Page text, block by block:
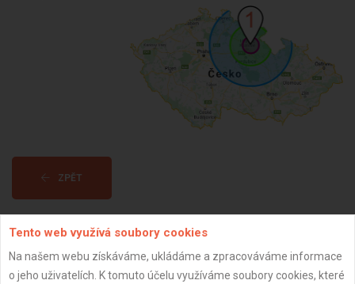
ZPĚT
Aktualizováno z portálu ARES dne 02.12.2025 10:45:02
Tento web využívá soubory cookies
Na našem webu získáváme, ukládáme a zpracováváme informace
o jeho uživatelích. K tomuto účelu využíváme soubory cookies, které